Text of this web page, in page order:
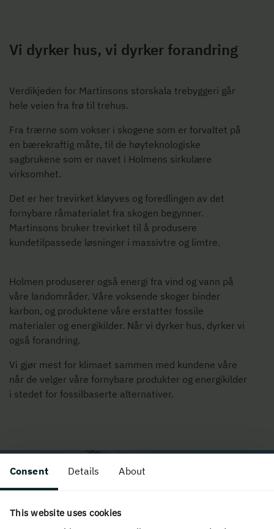
Consent Details About
This website uses cookies
Vi dyrker hus, vi dyrker forandring
Verdikjeden for Martinsons storskala trebyggeri går
hele veien fra frø til trehus.
Fra trærne som vokser i skogene som er forvaltet på
en bærekraftig måte, til de høyteknologiske
sagbrukene som er navet i Holmens sirkulære
virksomhet.
Det er her trevirket kløyves og foredlingen av det
fornybare råmaterialet fra skogen begynner.
Martinsons bruker trevirket til å produsere
kundetilpassede løsninger i massivtre og limtre.
Holmen produserer også energi fra vind og vann på
våre landområder. Våre voksende skoger binder
karbon, og produktene våre erstatter fossile
materialer og energikilder. Når vi dyrker hus, dyrker vi
også forandring.
Vi gjør mest for klimaet sammen med kundene våre
når de velger våre fornybare produkter og energikilder
i stedet for fossilbaserte alternativer.